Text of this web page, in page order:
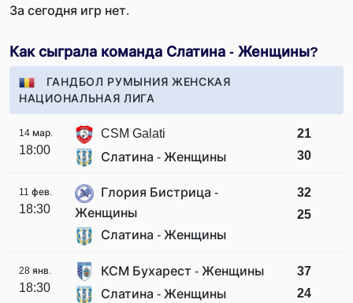
За сегодня игр нет.
Как сыграла команда Слатина - Женщины?
ГАНДБОЛ РУМЫНИЯ ЖЕНСКАЯ
НАЦИОНАЛЬНАЯ ЛИГА
14 мар.
18:00
CSM Galati
Слатина - Женщины
21
30
11 фев.
18:30
Глория Бистрица -
Женщины
Слатина - Женщины
32
25
28 янв.
18:30
КСМ Бухарест - Женщины
Слатина - Женщины
37
24